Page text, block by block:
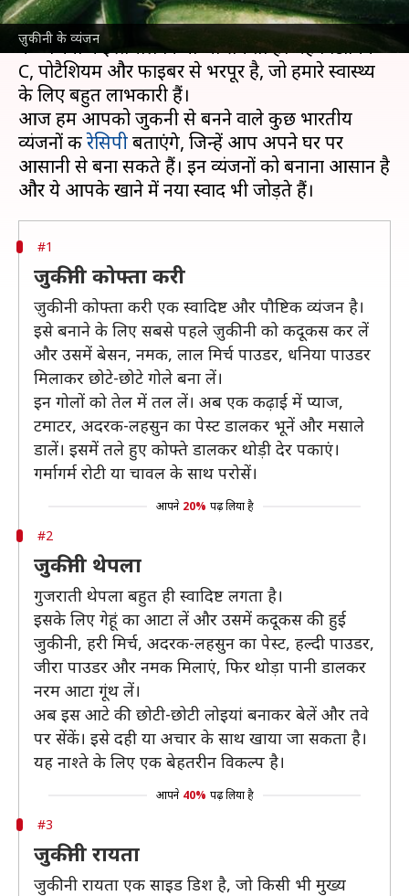
ज़ुकीनी के व्यंजन
जुकीनी एक पौष्टिक और बहुमुखी सब्जी है, जिसे कई तरह
के व्यंजनों में इस्तेमाल किया जा सकता है। यह विटामिन-
C, पोटैशियम और फाइबर से भरपूर है, जो हमारे स्वास्थ्य
के लिए बहुत लाभकारी हैं।
आज हम आपको जुकीनी से बनने वाले कुछ भारतीय
व्यंजनों कीरेसिपीबताएंगे, जिन्हें आप अपने घर पर
आसानी से बना सकते हैं। इन व्यंजनों को बनाना आसान है
#1
जुकीनी कोफ्ता करी
ज़ुकीनी कोफ्ता करी एक स्वादिष्ट और पौष्टिक व्यंजन है।
इसे बनाने के लिए सबसे पहले ज़ुकीनी को कदूकस कर लें
और उसमें बेसन, नमक, लाल मिर्च पाउडर, धनिया पाउडर
मिलाकर छोटे-छोटे गोले बना लें।
इन गोलों को तेल में तल लें। अब एक कढ़ाई में प्याज,
टमाटर, अदरक-लहसुन का पेस्ट डालकर भूनें और मसाले
डालें। इसमें तले हुए कोफ्ते डालकर थोड़ी देर पकाएं।
गर्मागर्म रोटी या चावल के साथ परोसें।
आपने 20% पढ़ लिया है
#2
जुकीनी थेपला
गुजराती थेपला बहुत ही स्वादिष्ट लगता है।
इसके लिए गेहूं का आटा लें और उसमें कदूकस की हुई
जुकीनी, हरी मिर्च, अदरक-लहसुन का पेस्ट, हल्दी पाउडर,
जीरा पाउडर और नमक मिलाएं, फिर थोड़ा पानी डालकर
नरम आटा गूंथ लें।
अब इस आटे की छोटी-छोटी लोइयां बनाकर बेलें और तवे
पर सेंकें। इसे दही या अचार के साथ खाया जा सकता है।
यह नाश्ते के लिए एक बेहतरीन विकल्प है।
आपने 40% पढ़ लिया है
#3
जुकीनी रायता
जुकीनी रायता एक साइड डिश है, जो किसी भी मुख्य